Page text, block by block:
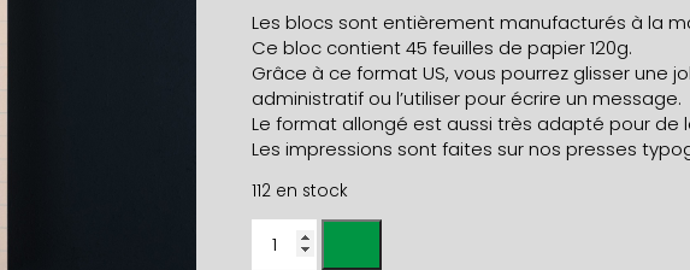
Les blocs sont entièrement manufacturés à la
Ce bloc contient 45 feuilles de papier 120g.
Grâce à ce format US, vous pourrez glisser une
administratif ou l’utiliser pour écrire un message.
Le format allongé est aussi très adapté pour de
Les impressions sont faites sur nos presses
112 en stock
quantité
de